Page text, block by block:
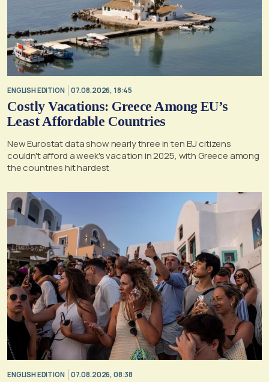
ENGLISH EDITION 07.08.2026, 18:45
Costly Vacations: Greece Among EU’s
Least Affordable Countries
New Eurostat data show nearly three in ten EU citizens
couldn't afford a week's vacation in 2025, with Greece among
the countries hit hardest
ENGLISH EDITION 07.08.2026, 08:38